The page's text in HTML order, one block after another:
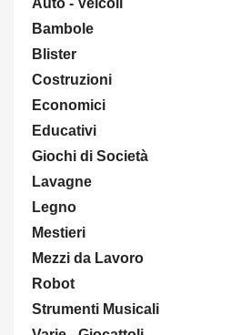
Auto - Veicoli
Bambole
Blister
Costruzioni
Economici
Educativi
Giochi di Società
Lavagne
Legno
Mestieri
Mezzi da Lavoro
Robot
Strumenti Musicali